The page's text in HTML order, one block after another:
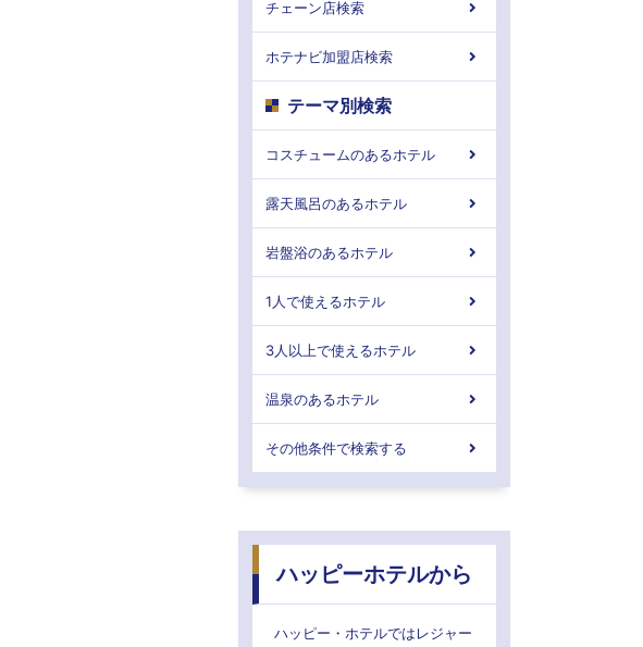
チェーン店検索
ホテナビ加盟店検索
テーマ別検索
コスチュームのあるホテル
露天風呂のあるホテル
岩盤浴のあるホテル
1人で使えるホテル
3人以上で使えるホテル
温泉のあるホテル
その他条件で検索する
ハッピーホテルから
ハッピー・ホテルではレジャー